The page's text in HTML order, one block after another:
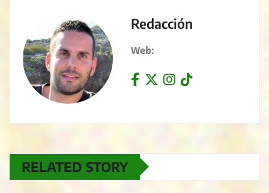
Redacción
Web:
RELATED STORY